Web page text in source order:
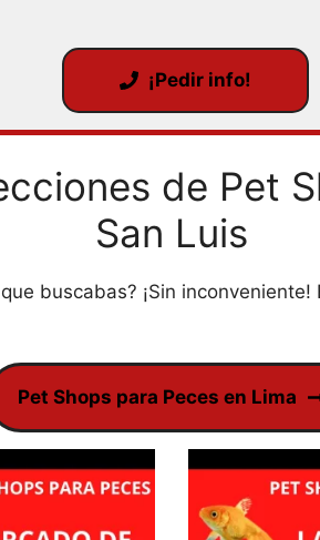
¡Pedir info!
de Pet
San Luis
buscabas? ¡Sin inconveniente!
Pet Shops para Peces en Lima